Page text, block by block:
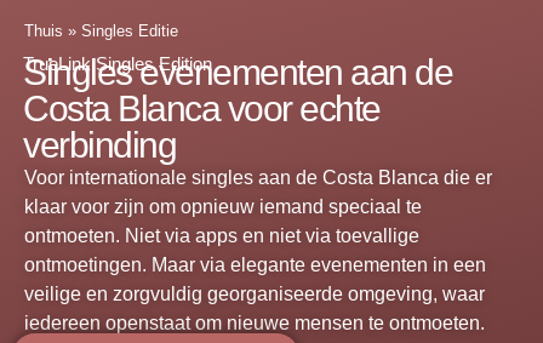
Thuis » Singles Editie
TrueLink Singles Edition
Singles evenementen aan de
Costa Blanca voor echte
verbinding
Voor internationale singles aan de Costa Blanca die er
klaar voor zijn om opnieuw iemand speciaal te
ontmoeten. Niet via apps en niet via toevallige
ontmoetingen. Maar via elegante evenementen in een
veilige en zorgvuldig georganiseerde omgeving, waar
iedereen openstaat om nieuwe mensen te ontmoeten.